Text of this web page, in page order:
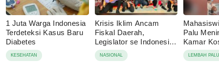
1 Juta Warga Indonesia
Terdeteksi Kasus Baru
Diabetes
KESEHATAN
Krisis Iklim Ancam
Fiskal Daerah,
Legislator se Indonesia
Dorong APBD Berbasis
Ketahanan Lingkungan
NASIONAL
Palu
Kamar
Tolak
LEMBAH PALU